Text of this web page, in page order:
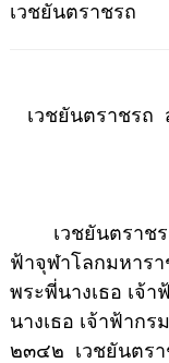
เวชยันตราชรถ
เวชยันตราชรถ
เวชยันตราชรถ
ฟ้าจุฬาโลกมหาร
พระพี่นางเธอ เจ้
นางเธอ เจ้าฟ้าก
๒๓๔๒ เวชยันตรา